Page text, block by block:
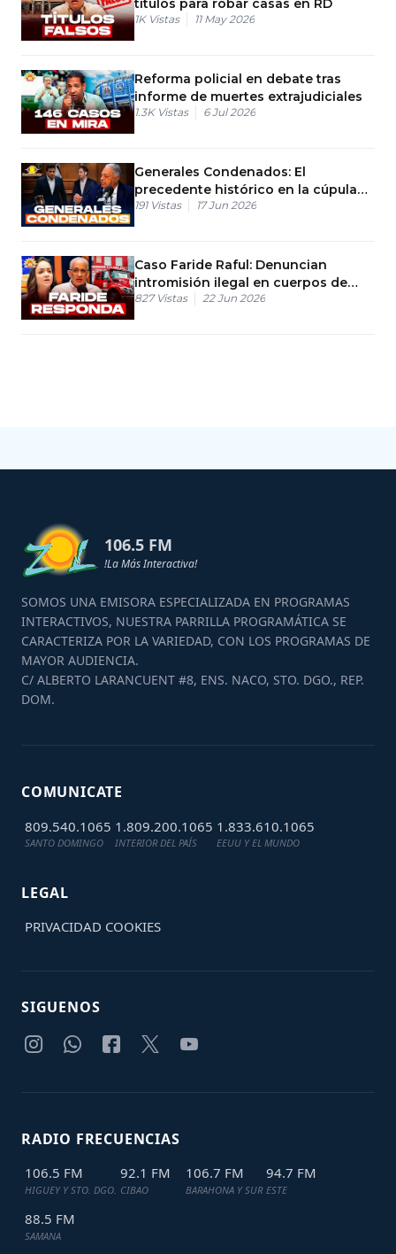
1K Vistas 11 May 2026
Reforma policial en debate tras
informe de muertes extrajudiciales
1.3K Vistas 6 Jul 2026
Generales Condenados: El
precedente histórico en la cúpula
militar
191 Vistas 17 Jun 2026
Caso Faride Raful: Denuncian
intromisión ilegal en cuerpos de
bomberos
827 Vistas 22 Jun 2026
106.5 FM
!La Más Interactiva!
SOMOS UNA EMISORA ESPECIALIZADA EN PROGRAMAS
INTERACTIVOS, NUESTRA PARRILLA PROGRAMÁTICA SE
CARACTERIZA POR LA VARIEDAD, CON LOS PROGRAMAS DE
MAYOR AUDIENCIA.
C/ ALBERTO LARANCUENT #8, ENS. NACO, STO. DGO., REP.
DOM.
COMUNICATE
809.540.1065
SANTO DOMINGO
1.809.200.1065
INTERIOR DEL PAÍS
1.833.610.1065
EEUU Y EL MUNDO
LEGAL
PRIVACIDAD COOKIES
SIGUENOS
RADIO FRECUENCIAS
106.5 FM
HIGUEY Y STO. DGO.
92.1 FM
CIBAO
106.7 FM
BARAHONA Y SUR
94.7 FM
ESTE
88.5 FM
SAMANA